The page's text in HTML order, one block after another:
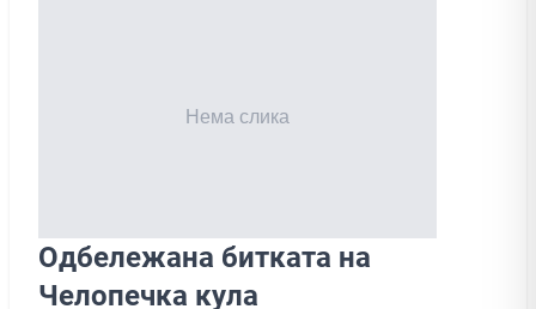
Одбележана битката на
Челопечка кула